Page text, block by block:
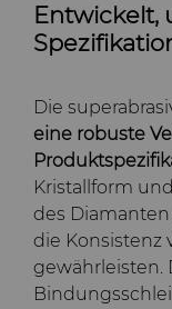
Entwickelt,
Die
eine robuste
Kristallform
des
die Konsistenz
gewährleisten.